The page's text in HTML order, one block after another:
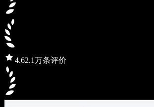
4.62.1万条评价